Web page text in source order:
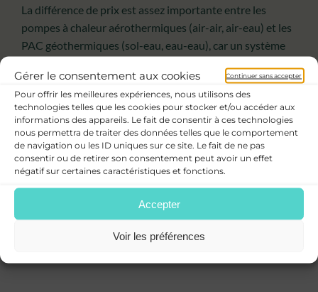
Gérer le consentement aux cookies Continuer sans accepter
Pour offrir les meilleures expériences, nous utilisons des
technologies telles que les cookies pour stocker et/ou accéder aux
informations des appareils. Le fait de consentir à ces technologies
nous permettra de traiter des données telles que le comportement
de navigation ou les ID uniques sur ce site. Le fait de ne pas
consentir ou de retirer son consentement peut avoir un effet
négatif sur certaines caractéristiques et fonctions.
Accepter
Voir les préférences
La différence de prix est assez importante entre les
pompes à chaleur aérothermiques (air-air, air-eau) et les
PAC géothermiques (sol-eau, eau-eau), car un système
et offre un meilleur rendement.
Malgré un investissement initial élevé, le choix du
système de PAC peut être intéressant pour réduire ses
factures d’énergie sur le long terme. D’autant que des
aides de l’État peuvent vous être accordées pour